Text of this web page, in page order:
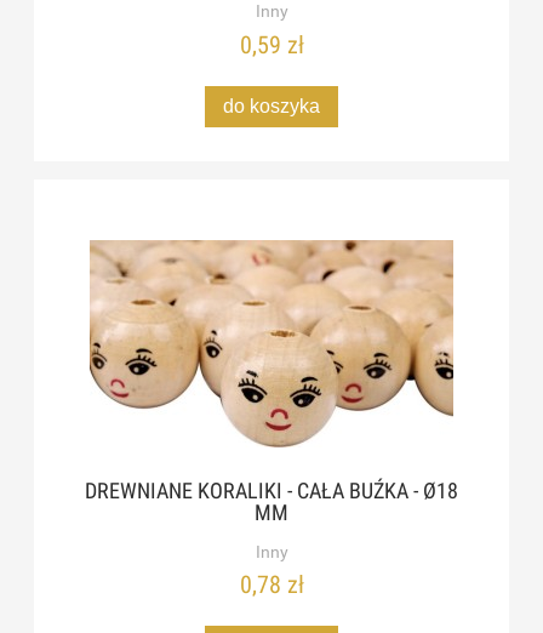
Inny
0,59 zł
do koszyka
DREWNIANE KORALIKI - CAŁA BUŹKA - Ø18
MM
Inny
0,78 zł